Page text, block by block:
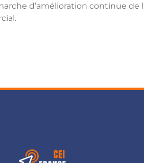
d’amélioration continue de